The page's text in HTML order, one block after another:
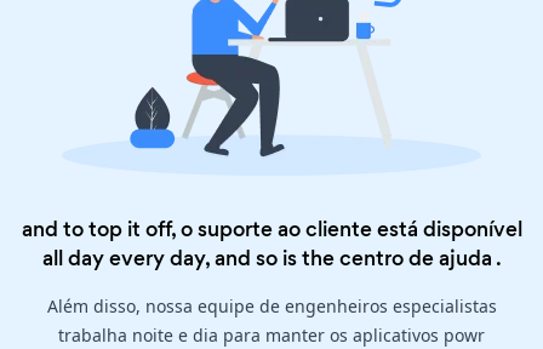
and to top it off, o suporte ao cliente está disponível
all day every day, and so is thecentro de ajuda .
Além disso, nossa equipe de engenheiros especialistas
trabalha noite e dia para manter os aplicativos powr